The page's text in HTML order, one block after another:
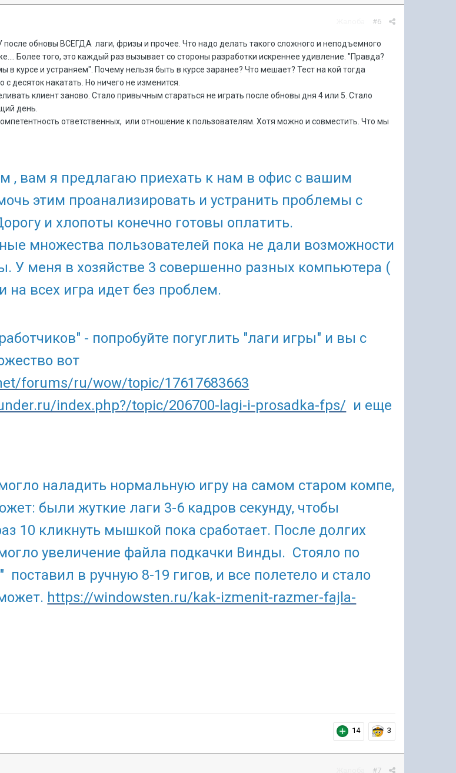
#6
после обновы ВСЕГДА лаги, фризы и прочее. Что надо делать такого сложного и неподъемного
Более того, это каждый раз вызывает со стороны разработки искреннее удивление. "Правда?
курсе и устраняем". Почему нельзя быть в курсе заранее? Что мешает? Тест на кой тогда
десяток накатать. Но ничего не изменится.
клиент заново. Стало привычным стараться не играть после обновы дня 4 или 5. Стало
день.
ответственных, или отношение к пользователям. Хотя можно и совместить. Что мы
, вам я предлагаю приехать к нам в офис с вашим
этим проанализировать и устранить проблемы с
и хлопоты конечно готовы оплатить.
множества пользователей пока не дали возможности
У меня в хозяйстве 3 совершенно разных компьютера (
на всех игра идет без проблем.
- попробуйте погуглить "лаги игры" и вы с
вот
forums/ru/wow/topic/17617683663
index.php?/topic/206700-lagi-i-prosadka-fps/ и еще
наладить нормальную игру на самом старом компе,
были жуткие лаги 3-6 кадров секунду, чтобы
10 кликнуть мышкой пока сработает. После долгих
увеличение файла подкачки Винды. Стояло по
в ручную 8-19 гигов, и все полетело и стало
https://windowsten.ru/kak-izmenit-razmer-fajla-
14 3
#7